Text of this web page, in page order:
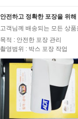
안전하고 정확한 포장을 위
고객님께 배송되는 모든 상
목적 : 안전한 포장 관리
촬영범위 : 박스 포장 작업